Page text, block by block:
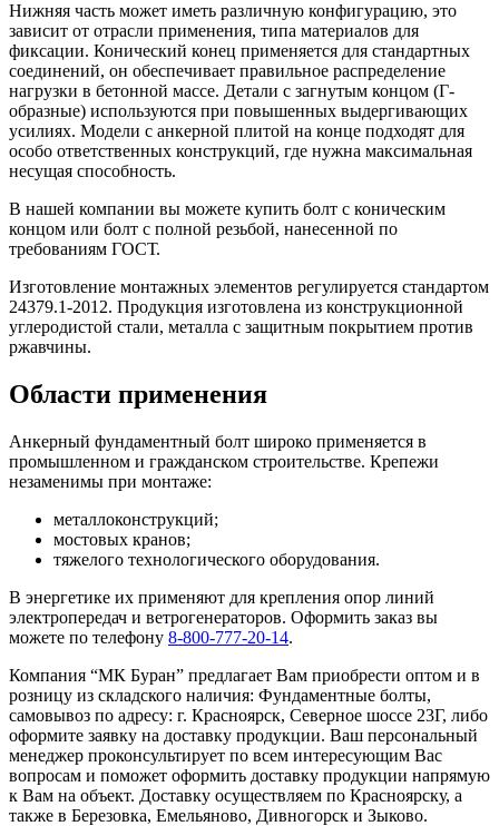
Нижняя часть может иметь различную конфигурацию, это
зависит от отрасли применения, типа материалов для
фиксации. Конический конец применяется для стандартных
соединений, он обеспечивает правильное распределение
нагрузки в бетонной массе. Детали с загнутым концом (Г-
образные) используются при повышенных выдергивающих
усилиях. Модели с анкерной плитой на конце подходят для
особо ответственных конструкций, где нужна максимальная
несущая способность.
В нашей компании вы можете купить болт с коническим
концом или болт с полной резьбой, нанесенной по
требованиям ГОСТ.
Изготовление монтажных элементов регулируется стандартом
24379.1-2012. Продукция изготовлена из конструкционной
углеродистой стали, металла с защитным покрытием против
ржавчины.
Области применения
Анкерный фундаментный болт широко применяется в
промышленном и гражданском строительстве. Крепежи
незаменимы при монтаже:
металлоконструкций;
мостовых кранов;
тяжелого технологического оборудования.
В энергетике их применяют для крепления опор линий
электропередач и ветрогенераторов. Оформить заказ вы
можете по телефону 8-800-777-20-14.
Компания “МК Буран” предлагает Вам приобрести оптом и в
розницу из складского наличия: Фундаментные болты,
самовывоз по адресу: г. Красноярск, Северное шоссе 23Г, либо
оформите заявку на доставку продукции. Ваш персональный
менеджер проконсультирует по всем интересующим Вас
вопросам и поможет оформить доставку продукции напрямую
к Вам на объект. Доставку осуществляем по Красноярску, а
также в Березовка, Емельяново, Дивногорск и Зыково.